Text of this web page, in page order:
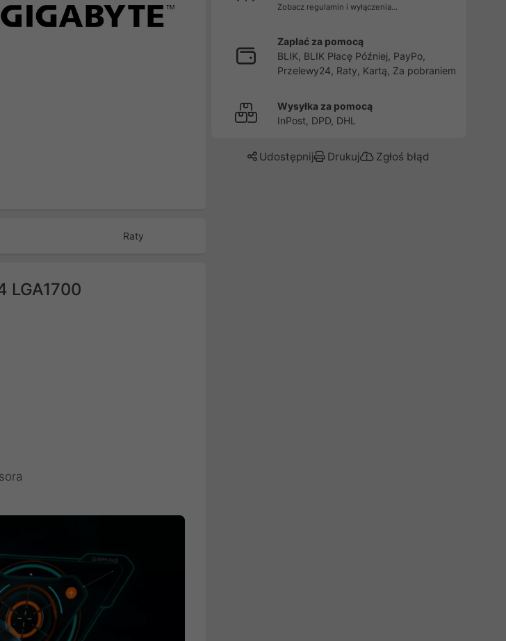
Raty
LGA1700
Zobacz regulamin i wyłączenia...
Zapłać za pomocą
BLIK, BLIK Płacę Później, PayPo,
Przelewy24, Raty, Kartą, Za pobraniem
Wysyłka za pomocą
InPost, DPD, DHL
Udostępnij Drukuj Zgłoś błąd